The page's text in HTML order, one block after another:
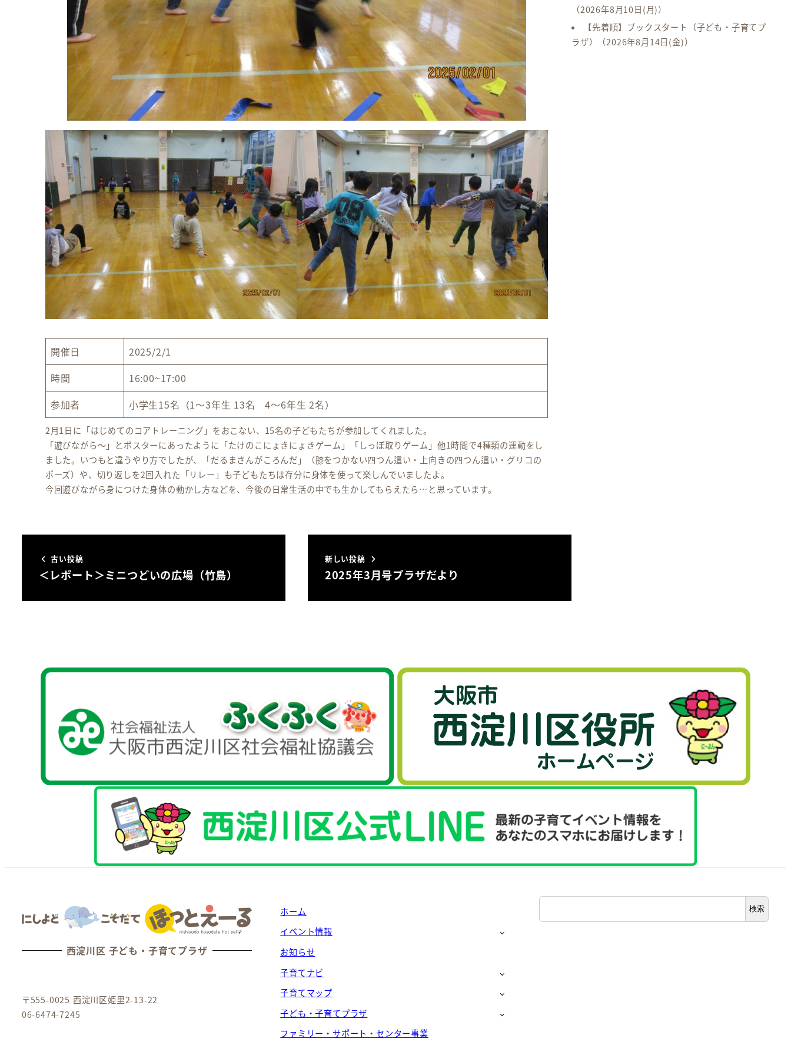
開催日
2025/2/1
時間
16:00~17:00
参加者
小学生15名（1～3年生 13名 4～6年生 2名）
2月1日に「はじめてのコアトレーニング」をおこない、15名の子どもたちが参加してくれました。
「遊びながら～」とポスターにあったように「たけのこにょきにょきゲーム」「しっぽ取りゲーム」他1時間で4種類の運動をし
ました。いつもと違うやり方でしたが、「だるまさんがころんだ」（膝をつかない四つん這い・上向きの四つん這い・グリコの
ポーズ）や、切り返しを2回入れた「リレー」も子どもたちは存分に身体を使って楽しんでいましたよ。
今回遊びながら身につけた身体の動かし方などを、今後の日常生活の中でも生かしてもらえたら…と思っています。
古い投稿
＜レポート＞ミニつどいの広場（竹島）
新しい投稿
2025年3月号プラザだより
（2026年8月10日(月)）
【先着順】ブックスタート（子ども・子育てプ
ラザ）
（2026年8月14日(金)）
西淀川区 子ども・子育てプラザ
〒555-0025 西淀川区姫里2-13-22
06-6474-7245
ホーム
イベント情報
お知らせ
子育てナビ
子育てマップ
子ども・子育てプラザ
ファミリー・サポート・センター事業
検
索
検索